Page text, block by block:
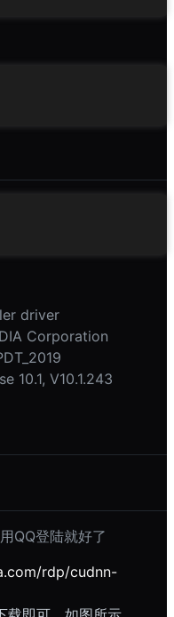
driver
Corporation
10.1, V10.1.243
QQ登陆就好了
rdp/cudnn-